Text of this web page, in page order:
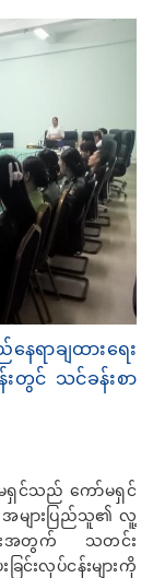
ာချထားရေး
တွင် သင်ခန်းစာ
ရှင်သည် ကော်မရှင်
အများပြည်သူ၏ လူ့
ေးအတွက် သတင်း
းလုပ်ငန်းများကို